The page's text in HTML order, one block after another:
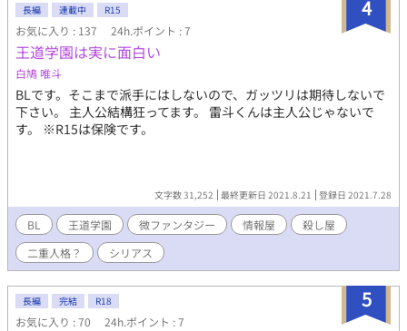
4
長編 連載中 R15
お気に入り : 137 24h.ポイント : 7
王道学園は実に面白い
白鳩 唯斗
BLです。そこまで派手にはしないので、ガッツリは期待しないで
下さい。 主人公結構狂ってます。 雷斗くんは主人公じゃないで
す。 ※R15は保険です。
文字数 31,252 最終更新日 2021.8.21 登録日 2021.7.28
BL 王道学園 微ファンタジー 情報屋
殺し屋
二重人格？
シリアス
5
長編 完結 R18
お気に入り : 70 24h.ポイント : 7